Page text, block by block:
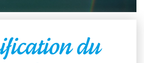
du